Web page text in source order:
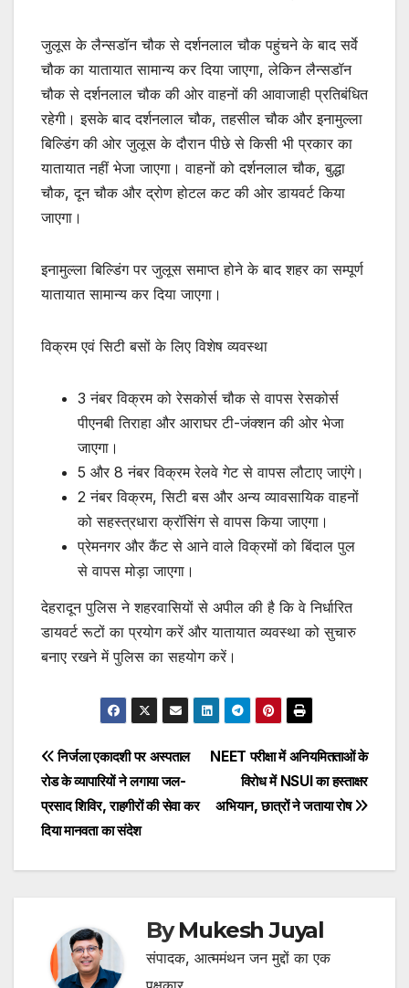
जुलूस के लैन्सडॉन चौक से दर्शनलाल चौक पहुंचने के बाद सर्वे
चौक का यातायात सामान्य कर दिया जाएगा, लेकिन लैन्सडॉन
चौक से दर्शनलाल चौक की ओर वाहनों की आवाजाही प्रतिबंधित
रहेगी। इसके बाद दर्शनलाल चौक, तहसील चौक और इनामुल्ला
बिल्डिंग की ओर जुलूस के दौरान पीछे से किसी भी प्रकार का
यातायात नहीं भेजा जाएगा। वाहनों को दर्शनलाल चौक, बुद्धा
चौक, दून चौक और द्रोण होटल कट की ओर डायवर्ट किया
जाएगा।
इनामुल्ला बिल्डिंग पर जुलूस समाप्त होने के बाद शहर का सम्पूर्ण
यातायात सामान्य कर दिया जाएगा।
विक्रम एवं सिटी बसों के लिए विशेष व्यवस्था
3 नंबर विक्रम को रेसकोर्स चौक से वापस रेसकोर्स
पीएनबी तिराहा और आराघर टी-जंक्शन की ओर भेजा
जाएगा।
5 और 8 नंबर विक्रम रेलवे गेट से वापस लौटाए जाएंगे।
2 नंबर विक्रम, सिटी बस और अन्य व्यावसायिक वाहनों
को सहस्त्रधारा क्रॉसिंग से वापस किया जाएगा।
प्रेमनगर और कैंट से आने वाले विक्रमों को बिंदाल पुल
से वापस मोड़ा जाएगा।
देहरादून पुलिस ने शहरवासियों से अपील की है कि वे निर्धारित
डायवर्ट रूटों का प्रयोग करें और यातायात व्यवस्था को सुचारु
बनाए रखने में पुलिस का सहयोग करें।
Post
navigation
NEET परीक्षा में अनियमितताओं के
विरोध में NSUI का हस्ताक्षर
अभियान, छात्रों ने जताया रोष
निर्जला एकादशी पर अस्पताल
रोड के व्यापारियों ने लगाया जल-
प्रसाद शिविर, राहगीरों की सेवा कर
दिया मानवता का संदेश
ByMukesh Juyal
संपादक, आत्ममंथन जन मुद्दों का एक